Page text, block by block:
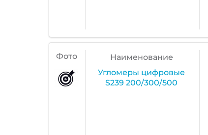
Фото
Наименование
Угломеры цифровые
S239 200/300/500